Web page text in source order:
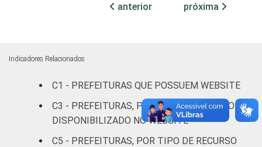
Mais de 20
mil até 100
mil
habitantes
61 34 5
anterior próxima
Indicadores Relacionados
C1 - PREFEITURAS QUE POSSUEM WEBSITE
C3 - PREFEITURAS, POR TIPO DE SERVIÇO
DISPONIBILIZADO NO WEBSITE
C5 - PREFEITURAS, POR TIPO DE RECURSO